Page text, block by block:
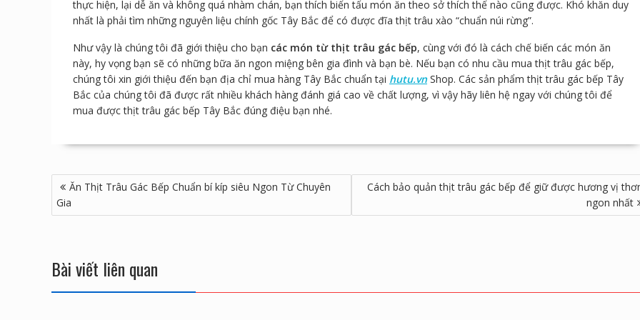
thực hiện, lại dễ ăn và không quá nhàm chán, bạn thích biến tấu món ăn theo sở thích thế nào cũng được. Khó khăn duy
nhất là phải tìm những nguyên liệu chính gốc Tây Bắc để có được đĩa thịt trâu xào “chuẩn núi rừng”.
Như vậy là chúng tôi đã giới thiệu cho bạn các món từ thịt trâu gác bếp, cùng với đó là cách chế biến các món ăn
này, hy vọng bạn sẽ có những bữa ăn ngon miệng bên gia đình và bạn bè. Nếu bạn có nhu cầu mua thịt trâu gác bếp,
chúng tôi xin giới thiệu đến bạn địa chỉ mua hàng Tây Bắc chuẩn tại hutu.vn Shop. Các sản phẩm thịt trâu gác bếp Tây
Bắc của chúng tôi đã được rất nhiều khách hàng đánh giá cao về chất lượng, vì vậy hãy liên hệ ngay với chúng tôi để
mua được thịt trâu gác bếp Tây Bắc đúng điệu bạn nhé.
Điều
hướng
bài
Ăn Thịt Trâu Gác Bếp Chuẩn bí kíp siêu Ngon Từ Chuyên
Gia
Cách bảo quản thịt trâu gác bếp để giữ được hương vị
ngon nhất
Bài viết liên quan